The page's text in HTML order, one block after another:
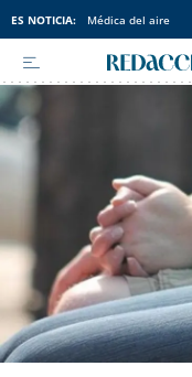
ES NOTICIA: Médica del aire